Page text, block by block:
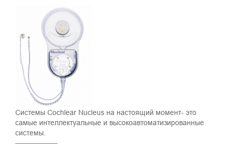
Системы Cochlear Nucleus на настоящий момент- это
самые интеллектуальные и высокоавтоматизированные
системы.